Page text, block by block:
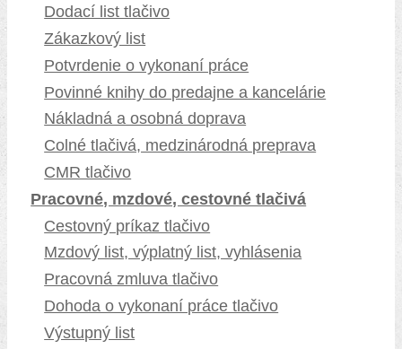
Dodací list tlačivo
Zákazkový list
Potvrdenie o vykonaní práce
Povinné knihy do predajne a kancelárie
Nákladná a osobná doprava
Colné tlačivá, medzinárodná preprava
CMR tlačivo
Pracovné, mzdové, cestovné tlačivá
Cestovný príkaz tlačivo
Mzdový list, výplatný list, vyhlásenia
Pracovná zmluva tlačivo
Dohoda o vykonaní práce tlačivo
Výstupný list